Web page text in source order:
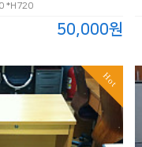
*H720
50,000원
Hot